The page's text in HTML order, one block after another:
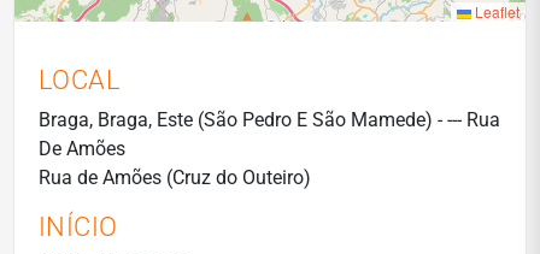
Leaflet
LOCAL
Braga, Braga, Este (São Pedro E São Mamede) - --- Rua
De Amões
Rua de Amões (Cruz do Outeiro)
INÍCIO